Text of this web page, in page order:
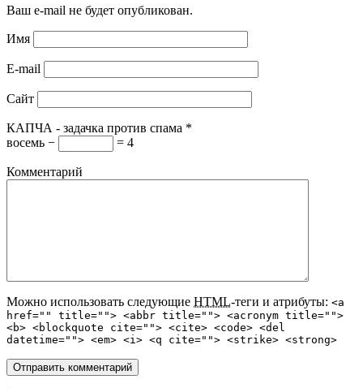
Ваш e-mail не будет опубликован.
Имя
E-mail
Сайт
КАПЧА - задачка против спама *
восемь −
= 4
Комментарий
Можно использовать следующие HTML-теги и атрибуты: <a
href="" title=""> <abbr title=""> <acronym title="">
<b> <blockquote cite=""> <cite> <code> <del
datetime=""> <em> <i> <q cite=""> <strike> <strong>